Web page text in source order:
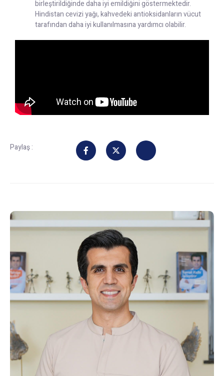
birleştirildiğinde daha iyi emildiğini göstermektedir.
Hindistan cevizi yağı, kahvedeki antioksidanların vücut
tarafından daha iyi kullanılmasına yardımcı olabilir.
Paylaş :